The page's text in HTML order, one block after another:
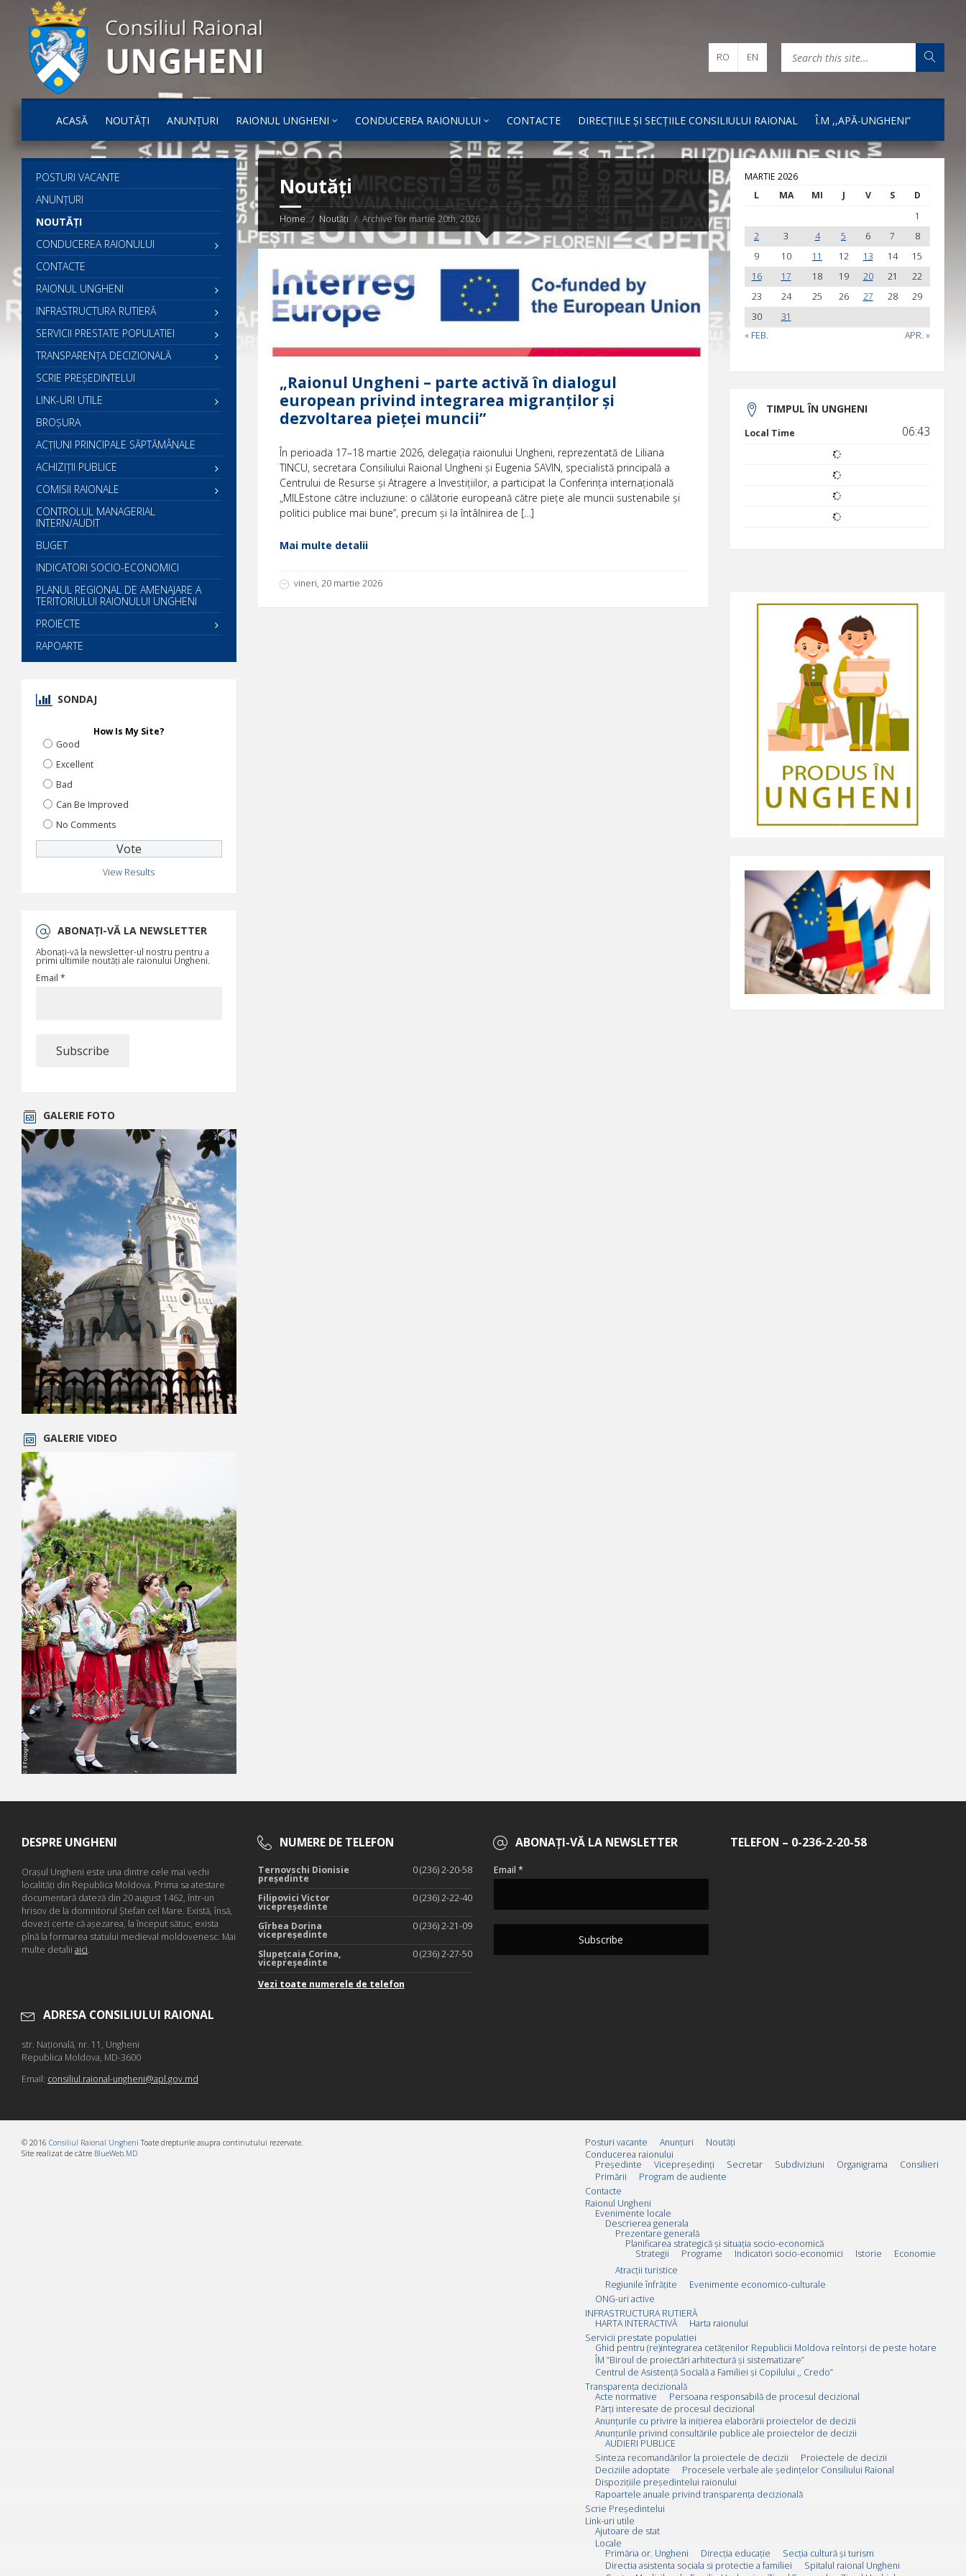
ACASĂ NOUTĂȚI ANUNȚURI RAIONUL UNGHENI CONDUCEREA RAIONULUI CONTACTE DIRECȚIILE ȘI SECȚIILE CONSILIULUI RAIONAL Î.M ,,APĂ-UNGHENI”
RO EN
Noutăți
Home Noutăți Archive for martie 20th, 2026
„Raionul Ungheni – parte activă în dialogul
european privind integrarea migranților și
dezvoltarea pieței muncii”
În perioada 17–18 martie 2026, delegația raionului Ungheni, reprezentată de Liliana
TINCU, secretara Consiliului Raional Ungheni și Eugenia SAVIN, specialistă principală a
Centrului de Resurse și Atragere a Investițiilor, a participat la Conferința internațională
„MILEstone către incluziune: o călătorie europeană către piețe ale muncii sustenabile și
politici publice mai bune”, precum și la întâlnirea de […]
Mai multe detalii
vineri, 20 martie 2026
POSTURI VACANTE
ANUNȚURI
NOUTĂȚI
CONDUCEREA RAIONULUI
CONTACTE
RAIONUL UNGHENI
INFRASTRUCTURA RUTIERĂ
SERVICII PRESTATE POPULATIEI
TRANSPARENȚA DECIZIONALĂ
SCRIE PREŞEDINTELUI
LINK-URI UTILE
BROȘURA
ACŢIUNI PRINCIPALE SĂPTĂMÂNALE
ACHIZIȚII PUBLICE
COMISII RAIONALE
CONTROLUL MANAGERIAL
INTERN/AUDIT
BUGET
INDICATORI SOCIO-ECONOMICI
PLANUL REGIONAL DE AMENAJARE A
TERITORIULUI RAIONULUI UNGHENI
PROIECTE
RAPOARTE
SONDAJ
How Is My Site?
Good
Excellent
Bad
Can Be Improved
No Comments
View Results
ABONAȚI-VĂ LA NEWSLETTER
Abonați-vă la newsletter-ul nostru pentru a
primi ultimile noutăți ale raionului Ungheni.
Email *
GALERIE FOTO
GALERIE VIDEO
MARTIE 2026
L
MA MI J V S D
« FEB. APR. »
1
2
3 4 5 6 7
8
9
10 11 12 13 14
15
16
17 18 19 20 21
22
23
24 25 26 27 28
29
30
31
TIMPUL ÎN UNGHENI
Local Time 06:43
DESPRE UNGHENI
Oraşul Ungheni este una dintre cele mai vechi
localităţi din Republica Moldova. Prima sa atestare
documentară dateză din 20 august 1462, într-un
hrisov de la domnitorul Ştefan cel Mare. Există, însă,
dovezi certe că aşezarea, la început sătuc, exista
pînă la formarea statului medieval moldovenesc. Mai
multe detalii aici.
NUMERE DE TELEFON
Ternovschi Dionisie
președinte
0 (236) 2-20-58
Filipovici Victor
vicepreședinte
0 (236) 2-22-40
Gîrbea Dorina
vicepreședinte
0 (236) 2-21-09
Slupețcaia Corina,
vicepreședinte
0 (236) 2-27-50
Vezi toate numerele de telefon
ABONAȚI-VĂ LA NEWSLETTER
Email *
TELEFON – 0-236-2-20-58
ADRESA CONSILIULUI RAIONAL
str. Naţională, nr. 11, Ungheni
Republica Moldova, MD-3600
Email: consiliul.raional-ungheni@apl.gov.md
Posturi vacante Anunțuri
Noutăți
Conducerea raionului
Preşedinte
Vicepreşedinţi Secretar Subdiviziuni Organigrama
Consilieri
Primării
Program de audiente
Contacte
Raionul Ungheni
Evenimente locale
Descrierea generala
Prezentare generală
Planificarea strategică și situația socio-economică
Strategii
Programe Indicatori socio-economici Istorie
Economie
Atracții turistice
Regiunile înfrățite
Evenimente economico-culturale
ONG-uri active
INFRASTRUCTURA RUTIERĂ
HARTA INTERACTIVĂ
Harta raionului
Servicii prestate populatiei
Ghid pentru (re)integrarea cetățenilor Republicii Moldova reîntorși de peste hotare
ÎM ”Biroul de proiectări arhitectură și sistematizare”
Centrul de Asistență Socială a Familiei și Copilului ,, Credo”
Transparența decizională
Acte normative
Persoana responsabilă de procesul decizional
Părți interesate de procesul decizional
Anunțurile cu privire la inițierea elaborării proiectelor de decizii
Anunțurile privind consultările publice ale proiectelor de decizii
AUDIERI PUBLICE
Sinteza recomandărilor la proiectele de decizii
Proiectele de decizii
Deciziile adoptate
Procesele verbale ale ședințelor Consiliului Raional
Dispozițiile președintelui raionului
Rapoartele anuale privind transparența decizională
Scrie Preşedintelui
Link-uri utile
Ajutoare de stat
Locale
Primăria or. Ungheni
Direcția educație
Secția cultură și turism
Directia asistenta sociala si protectie a familiei
Spitalul raional Ungheni
© 2016 Consiliul Raional Ungheni Toate drepturile asupra continutului rezervate.
Site realizat de către BlueWeb.MD